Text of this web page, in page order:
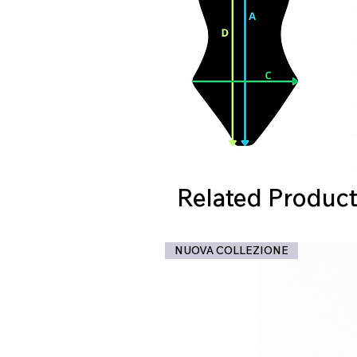
Related
NUOVA COLLEZIONE